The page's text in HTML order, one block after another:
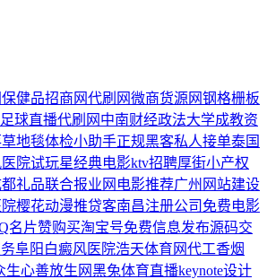
保健品招商网代刷网微商货源网钢格栅板
足球直播代刷网 中南财经政法大学成教资
地毯体检小助手正规黑客私人接单泰国
院试玩星经典电影ktv招聘厚街小产权
礼品联合报业网 电影推荐广州网站建设
樱花动漫推贷客南昌注册公司 免费电影
名片赞购买淘宝号免费信息发布源码交
阜阳白癜风医院浩天体育网代工香烟
生心善放生网黑兔体育直播keynote设计